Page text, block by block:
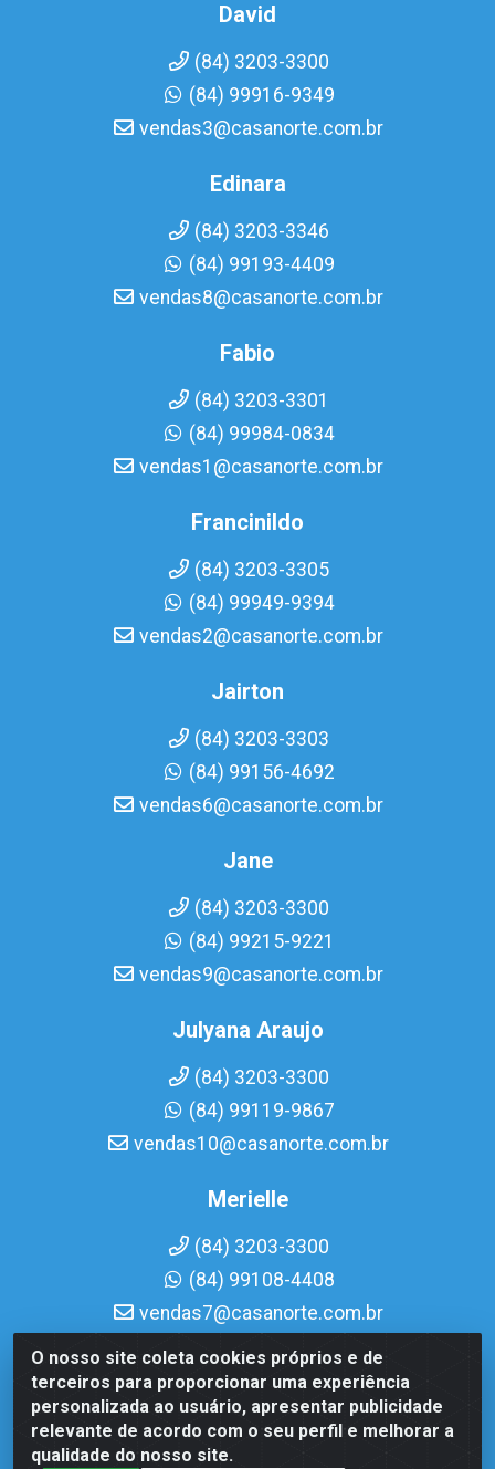
O nosso site coleta cookies próprios e de
terceiros para proporcionar uma experiência
personalizada ao usuário, apresentar publicidade
relevante de acordo com o seu perfil e melhorar a
qualidade do nosso site.
David
(84) 3203-3300
(84) 99916-9349
vendas3@casanorte.com.br
Edinara
(84) 3203-3346
(84) 99193-4409
vendas8@casanorte.com.br
Fabio
(84) 3203-3301
(84) 99984-0834
vendas1@casanorte.com.br
Francinildo
(84) 3203-3305
(84) 99949-9394
vendas2@casanorte.com.br
Jairton
(84) 3203-3303
(84) 99156-4692
vendas6@casanorte.com.br
Jane
(84) 3203-3300
(84) 99215-9221
vendas9@casanorte.com.br
Julyana Araujo
(84) 3203-3300
(84) 99119-9867
vendas10@casanorte.com.br
Merielle
(84) 3203-3300
(84) 99108-4408
vendas7@casanorte.com.br
Casa Norte LTDA - Av. Interventor Mário Câmara, 1815 -
Dix-Sept Rosado, Natal/RN - CEP 59054-600 - CNPJ
08.713.513/0001-51